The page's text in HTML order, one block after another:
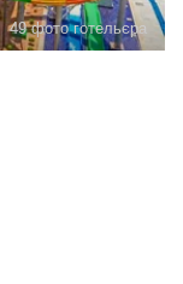
49 фото готельєра